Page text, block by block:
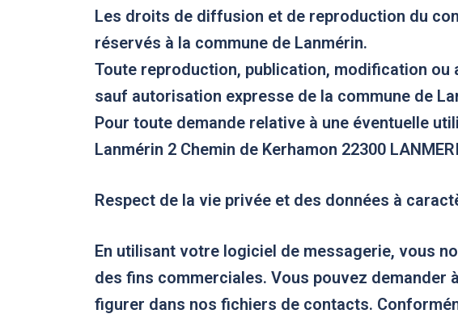
Les droits de diffusion et de reproduction du
réservés à la commune de Lanmérin.
Toute reproduction, publication, modification
sauf autorisation expresse de la commune de
Pour toute demande relative à une éventuelle
Lanmérin 2 Chemin de Kerhamon 22300
Respect de la vie privée et des données à
En utilisant votre logiciel de messagerie, vous
des fins commerciales. Vous pouvez
figurer dans nos fichiers de contacts.